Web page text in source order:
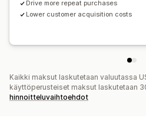
Drive more repeat purchases
Lower customer acquisition costs
Kaikki maksut laskutetaan valuutassa
käyttöperusteiset maksut laskutetaan
hinnoitteluvaihtoehdot